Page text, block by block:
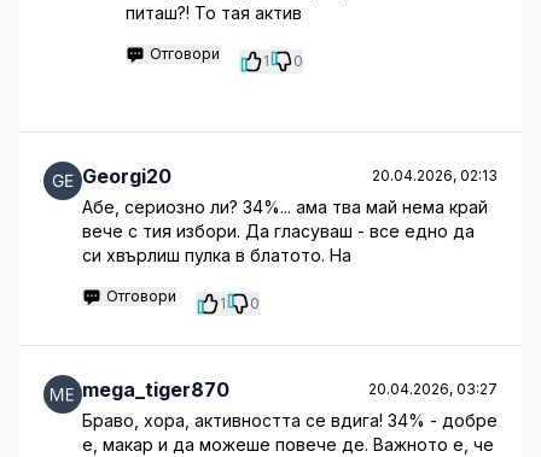
питаш?! То тая актив
Отговори 1 0
Georgi20 20.04.2026, 02:13
Абе, сериозно ли? 34%... ама тва май нема край
вече с тия избори. Да гласуваш - все едно да
си хвърлиш пулка в блатото. На
Отговори 1 0
mega_tiger870 20.04.2026, 03:27
Браво, хора, активността се вдига! 34% - добре
е, макар и да можеше повече де. Важното е, че